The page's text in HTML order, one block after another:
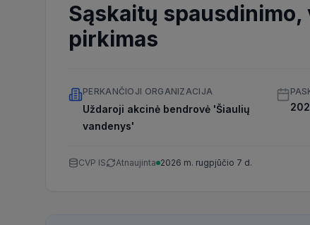
Sąskaitų
pirkimas
PERKANČIOJI ORGANIZACIJA
Uždaroji akcinė bendrovė 'Šiaulių
vandenys'
CVP IS Atnaujinta 2026 m. rugpjūčio 7 d.